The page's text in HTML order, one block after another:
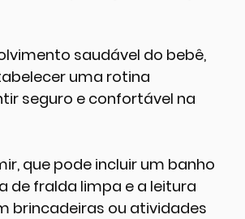
saudável do bebê,
uma rotina
seguro e confortável na
que pode incluir um banho
de fralda limpa e a leitura
brincadeiras ou atividades